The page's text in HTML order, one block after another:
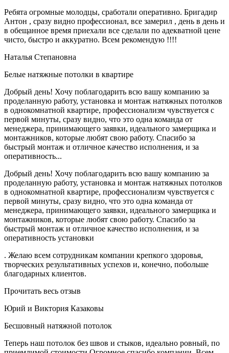
Ребята огромные молодцы, сработали оперативно. Бригадир
Антон , сразу видно профессионал, все замерил , день в день и
в обещанное время приехали все сделали по адекватной цене
чисто, быстро и аккуратно. Всем рекомендую !!!!
Наталья Степановна
Белые натяжные потолки в квартире
Добрый день! Хочу поблагодарить всю вашу компанию за
проделанную работу, установка и монтаж натяжных потолков
в однокомнатной квартире, профессионализм чувствуется с
первой минуты, сразу видно, что это одна команда от
менеджера, принимающего заявки, идеального замерщика и
монтажников, которые любят свою работу. Спасибо за
быстрый монтаж и отличное качество исполнения, и за
оперативность...
Добрый день! Хочу поблагодарить всю вашу компанию за
проделанную работу, установка и монтаж натяжных потолков
в однокомнатной квартире, профессионализм чувствуется с
первой минуты, сразу видно, что это одна команда от
менеджера, принимающего заявки, идеального замерщика и
монтажников, которые любят свою работу. Спасибо за
быстрый монтаж и отличное качество исполнения, и за
оперативность установки
. Желаю всем сотрудникам компании крепкого здоровья,
творческих результативных успехов и, конечно, побольше
благодарных клиентов.
Прочитать весь отзыв
Юрий и Виктория Казаковы
Бесшовный натяжной потолок
Теперь наш потолок без швов и стыков, идеально ровный, по